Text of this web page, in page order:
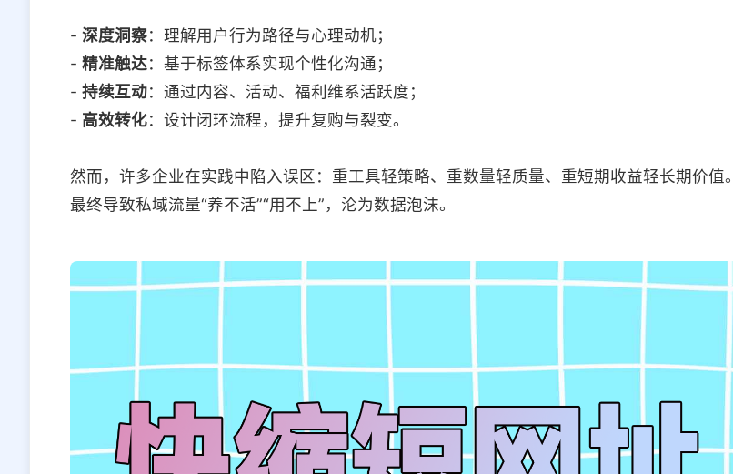
- 深度洞察：理解用户行为路径与心理动机；
- 精准触达：基于标签体系实现个性化沟通；
- 持续互动：通过内容、活动、福利维系活跃度；
- 高效转化：设计闭环流程，提升复购与裂变。
然而，许多企业在实践中陷入误区：重工具轻策略、重数量轻质量、重短期收益轻长期价值。
最终导致私域流量“养不活”“用不上”，沦为数据泡沫。